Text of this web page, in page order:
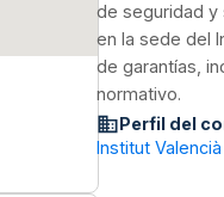
de seguridad y
en la sede del
de garantías,
normativo.
Perfil del
Institut